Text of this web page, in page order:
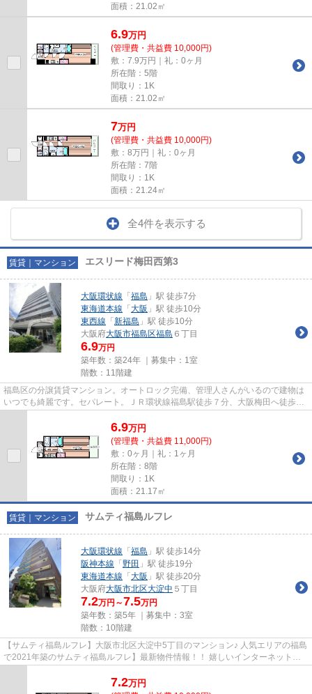
面積：21.02㎡
6.9万円
(管理費・共益費 10,000円)
敷：7.9万円｜礼：0ヶ月
所在階：5階
間取り：1K
面積：21.02㎡
7万円
(管理費・共益費 10,000円)
敷：8万円｜礼：0ヶ月
所在階：7階
間取り：1K
面積：21.24㎡
全4件を表示する
賃貸｜マンション エスリード梅田西第3
大阪環状線 「 福島 」駅 徒歩7分
東海道本線 「 大阪 」駅 徒歩10分
東西線 「 新福島 」駅 徒歩10分
大阪府大阪市福島区福島 ６丁目
6.9万円
築年数：築24年 ｜募集中： 1室
階数：11階建
福島区の分譲賃貸マンション。オートロック完備、管理人さんがいるので建物は
いつでも綺麗です。セパレート。ＪＲ環状線福島駅徒歩７分、大阪梅田へ徒歩１
6.9万円
(管理費・共益費 11,000円)
敷：0ヶ月｜礼：1ヶ月
所在階：8階
間取り：1K
面積：21.17㎡
賃貸｜マンション サムティ福島ルフレ
大阪環状線 「 福島 」駅 徒歩14分
阪神本線 「 野田 」駅 徒歩19分
東海道本線 「 大阪 」駅 徒歩20分
大阪府大阪市北区大淀中 ５丁目
7.2万円～7.5万円
築年数：築5年 ｜募集中： 3室
階数：10階建
【サムティ福島ルフレ】大阪市北区大淀中5丁目のマンション♪ 人気エリアの福島
で2021年築のサムティ福島ルフレ】最新物件情報！！ 嬉しいインターネット無
7.2万円